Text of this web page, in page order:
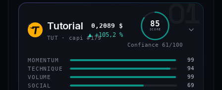
01
TUT Tutorial
TUT · capi #179
0,2089 $
▲ +105,2 %
85
SCORE
Confiance 61/100
MOMENTUM 99
TECHNIQUE 94
VOLUME 99
SOCIAL 69